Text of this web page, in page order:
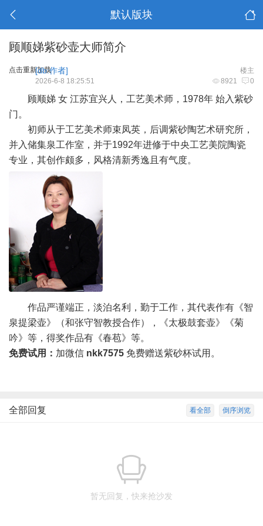
默认版块
顾顺娣紫砂壶大师简介
点击重新加载 楼主
[db:作者]
8921 0
2026-6-8 18:25:51
顾顺娣 女 江苏宜兴人，工艺美术师，1978年 始入紫砂
门。
初师从于工艺美术师束凤英，后调紫砂陶艺术研究所，
并入储集泉工作室，并于1992年进修于中央工艺美院陶瓷
专业，其创作颇多，风格清新秀逸且有气度。
作品严谨端正，淡泊名利，勤于工作，其代表作有《智
泉提梁壶》（和张守智教授合作），《太极鼓套壶》《菊
吟》等，得奖作品有《春苞》等。
免费试用： 加微信 nkk7575 免费赠送紫砂杯试用。
倒序浏览
看全部
全部回复
暂无回复，快来抢沙发